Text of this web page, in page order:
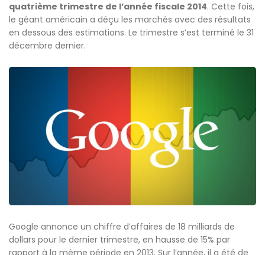
quatrième trimestre de l’année fiscale 2014. Cette fois,
le géant américain a déçu les marchés avec des résultats
en dessous des estimations. Le trimestre s’est terminé le 31
décembre dernier.
Google annonce un chiffre d’affaires de 18 milliards de
dollars pour le dernier trimestre, en hausse de 15% par
rapport à la même période en 2013. Sur l’année, il a été de